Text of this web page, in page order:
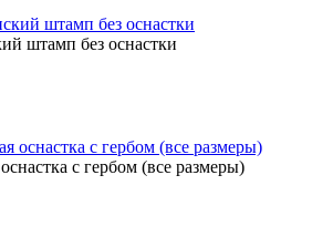
штамп без оснастки
с гербом (все размеры)